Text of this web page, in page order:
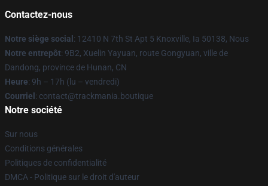
Contactez-nous
Notre siège social : 12410 N 7th St Apt 5 Knoxville, Ia 50138, Nous
Notre entrepôt: 9B2, Xuelin Yayuan, route Gongyuan, ville de
Dandong, province de Hunan, CN
Heure: 9h – 17h (lu – vendredi)
Courriel : contact@trackmania.boutique
Notre société
Sur nous
Conditions générales
Politiques de confidentialité
DMCA - Politique sur le droit d'auteur